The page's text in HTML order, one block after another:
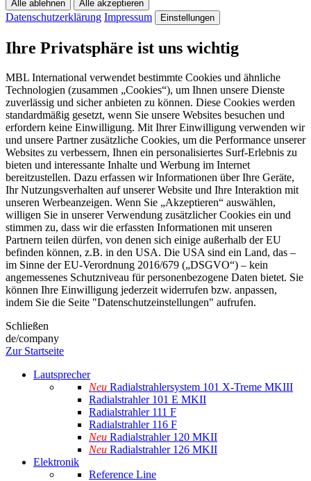
Datenschutzerklärung Impressum Einstellungen
Ihre Privatsphäre ist uns wichtig
MBL International verwendet bestimmte Cookies und ähnliche
Technologien (zusammen „Cookies“), um Ihnen unsere Dienste
zuverlässig und sicher anbieten zu können. Diese Cookies werden
standardmäßig gesetzt, wenn Sie unsere Websites besuchen und
erfordern keine Einwilligung. Mit Ihrer Einwilligung verwenden wir
und unsere Partner zusätzliche Cookies, um die Performance unserer
Websites zu verbessern, Ihnen ein personalisiertes Surf-Erlebnis zu
bieten und interessante Inhalte und Werbung im Internet
bereitzustellen. Dazu erfassen wir Informationen über Ihre Geräte,
Ihr Nutzungsverhalten auf unserer Website und Ihre Interaktion mit
unseren Werbeanzeigen. Wenn Sie „Akzeptieren“ auswählen,
willigen Sie in unserer Verwendung zusätzlicher Cookies ein und
stimmen zu, dass wir die erfassten Informationen mit unseren
Partnern teilen dürfen, von denen sich einige außerhalb der EU
befinden können, z.B. in den USA. Die USA sind ein Land, das –
im Sinne der EU-Verordnung 2016/679 („DSGVO“) – kein
angemessenes Schutzniveau für personenbezogene Daten bietet. Sie
können Ihre Einwilligung jederzeit widerrufen bzw. anpassen,
indem Sie die Seite "Datenschutzeinstellungen" aufrufen.
Schließen
de/company
Zur Startseite
Lautsprecher
Neu Radialstrahlersystem 101 X-Treme MKIII
Radialstrahler 101 E MKII
Radialstrahler 111 F
Radialstrahler 116 F
Neu Radialstrahler 120 MKII
Neu Radialstrahler 126 MKII
Elektronik
Reference Line